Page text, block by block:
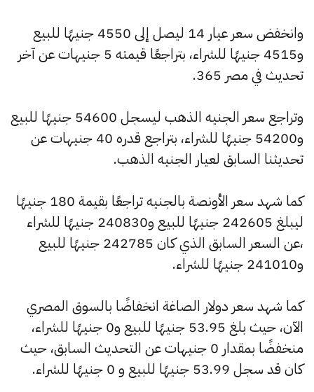
وانخفض سعر عيار 14 ليصل إلى 4550 جنيهًا للبيع
و4515 جنيهًا للشراء، بتراجعًا قيمته 5 جنيهات عن آخر
تحديث في مصر 365.
وتراجع سعر الجنيه الذهب ليسجل 54600 جنيهًا للبيع
و54200 جنيهًا للشراء، بتراجع قدره 40 جنيهات عن
تحديثنا السابق لعيار الجنيه الذهب.
كما شهد سعر الأونصة بالجنيه تراجعًا بقيمة 180 جنيهًا
ليبلغ 242605 جنيهًا للبيع و240830 جنيهًا للشراء
،عن السعر السابق الذي كان 242785 جنيهًا للبيع
و241010 جنيهًا للشراء.
كما شهد سعر دولار الصاغة انخفاضًا بالسوق المصري
الآن، حيث بلغ 53.95 جنيهًا للبيع و0 جنيهًا للشراء،
منخفضًا بمقدار 0 جنيهات عن التحديث السابق، حيث
كان قد سجل 53.99 جنيهًا للبيع و 0 جنيهًا للشراء.